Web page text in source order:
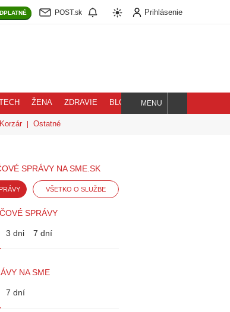
POST.sk Prihlásenie
TECH ŽENA ZDRAVIE BLOG
Hľadaj
MENU
Korzár Ostatné
SPRÁVY NA SME.SK
VŠETKO O SLUŽBE
SPRÁVY
3 dni 7 dní
NA SME
7 dní